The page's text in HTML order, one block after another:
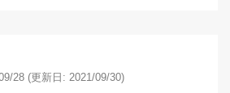
28 (更新日: 2021/09/30)